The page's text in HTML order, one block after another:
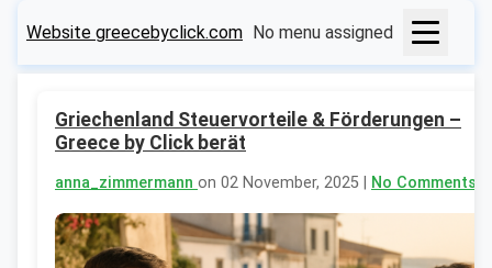
Website greecebyclick.com No menu assigned
Griechenland Steuervorteile & Förderungen –
Greece by Click berät
anna_zimmermann on 02 November, 2025 | No Comments